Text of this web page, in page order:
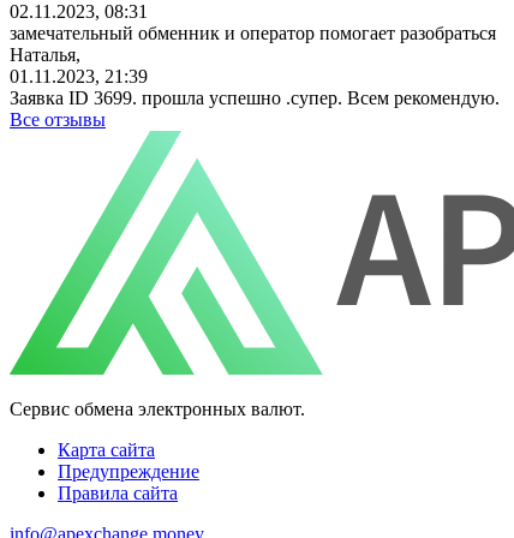
02.11.2023, 08:31
замечательный обменник и оператор помогает разобраться
Наталья,
01.11.2023, 21:39
Заявка ID 3699. прошла успешно .супер. Всем рекомендую.
Все отзывы
Сервис обмена электронных валют.
Карта сайта
Предупреждение
Правила сайта
info@apexchange.money